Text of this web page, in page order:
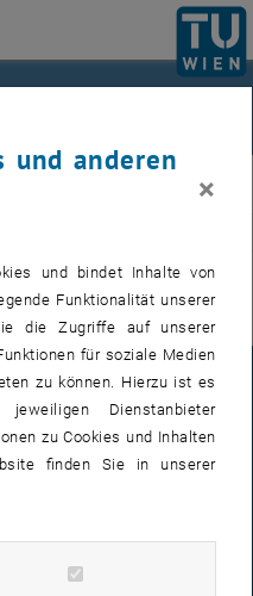
Photonische
Ansicht.
und anderen
×
und bindet Inhalte von
Funktionalität unserer
die Zugriffe auf unserer
für soziale Medien
zu können. Hierzu ist es
Dienstanbieter
zu Cookies und Inhalten
finden Sie in unserer
Cookies zulassen